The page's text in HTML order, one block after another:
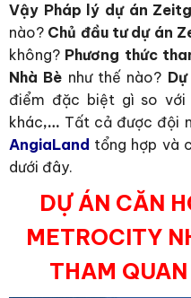
Vậy Pháp lý dự án
nào? Chủ đầu tư dự án
không? Phương thức
Nhà Bè như thế nào?
điểm đặc biệt gì so với
khác,… Tất cả được đội
AngiaLand tổng hợp và
dưới đây.
DỰ ÁN CĂN
METROCITY
THAM